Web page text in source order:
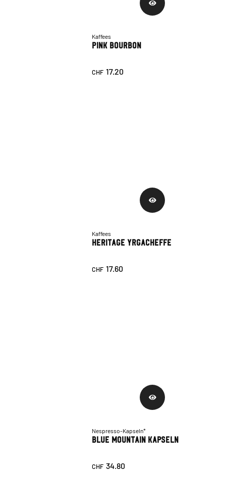
Kaffees
Pink Bourbon
CHF 17.20
Kaffees
Heritage Yrgacheffe
CHF 17.60
Nespresso-Kapseln*
Blue Mountain Kapseln
CHF 34.80